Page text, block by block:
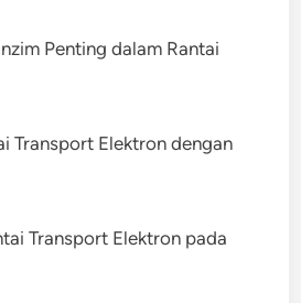
Penting dalam Rantai
Transport Elektron dengan
Transport Elektron pada